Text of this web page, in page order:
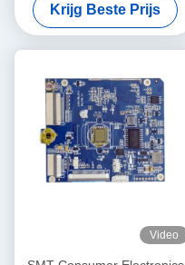
Spelconsoles Printplaat
Krijg Beste Prijs
Video